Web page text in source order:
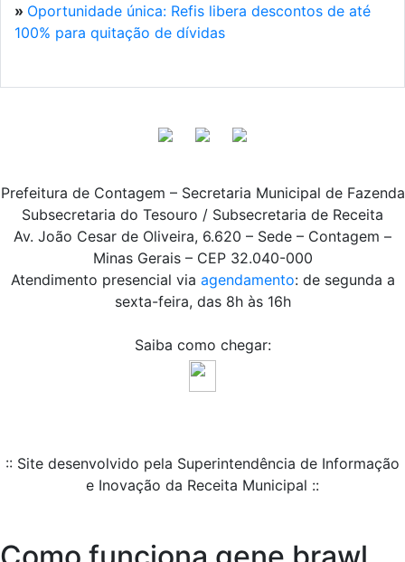
» Oportunidade única: Refis libera descontos de até
100% para quitação de dívidas
Prefeitura de Contagem – Secretaria Municipal de Fazenda
Subsecretaria do Tesouro / Subsecretaria de Receita
Av. João Cesar de Oliveira, 6.620 – Sede – Contagem –
Minas Gerais – CEP 32.040-000
Atendimento presencial via agendamento: de segunda a
sexta-feira, das 8h às 16h
Saiba como chegar:
:: Site desenvolvido pela Superintendência de Informação
e Inovação da Receita Municipal ::